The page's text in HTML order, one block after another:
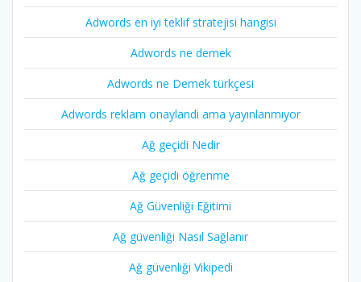
Adwords en iyi teklif stratejisi hangisi
Adwords ne demek
Adwords ne Demek türkçesi
Adwords reklam onaylandi ama yayınlanmıyor
Ağ geçidi Nedir
Ağ geçidi öğrenme
Ağ Güvenliği Eğitimi
Ağ güvenliği Nasıl Sağlanır
Ağ güvenliği Vikipedi